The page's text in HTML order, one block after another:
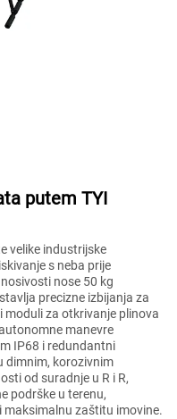
putem TYI
velike industrijske
s neba prije
nose 50 kg
precizne izbijanja za
moduli za otkrivanje plinova
manevre
IP68 i redundantni
dimnim, korozivnim
od suradnje u R i R,
podrške u terenu,
maksimalnu zaštitu imovine.